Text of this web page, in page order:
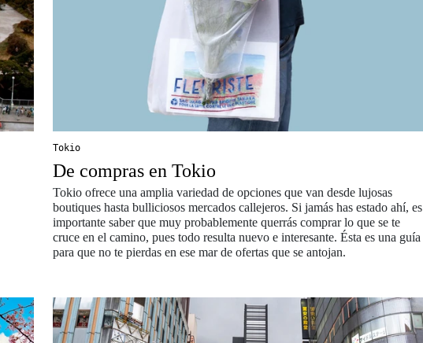
Tokio
De compras en Tokio
Tokio ofrece una amplia variedad de opciones que van desde lujosas
boutiques hasta bulliciosos mercados callejeros. Si jamás has estado ahí, es
importante saber que muy probablemente querrás comprar lo que se te
cruce en el camino, pues todo resulta nuevo e interesante. Ésta es una guía
para que no te pierdas en ese mar de ofertas que se antojan.